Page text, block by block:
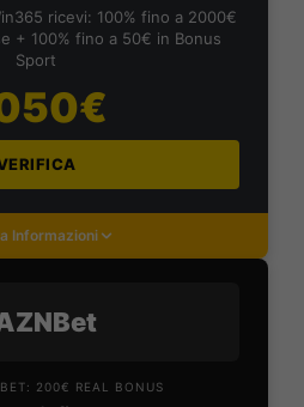
ricevi: 100% fino a 2000€
+ 100% fino a 50€ in Bonus
Sport
Informazioni
200€ REAL BONUS